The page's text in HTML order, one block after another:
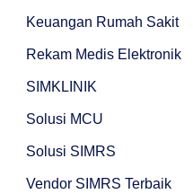
Keuangan Rumah Sakit
Rekam Medis Elektronik
SIMKLINIK
Solusi MCU
Solusi SIMRS
Vendor SIMRS Terbaik